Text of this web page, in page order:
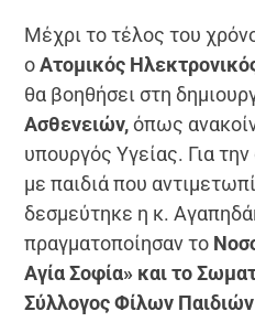
Μέχρι το τέλος του
οΑτομικός
θα βοηθήσει στη
Ασθενειών,όπως
υπουργός Υγείας. Για
με παιδιά που
δεσμεύτηκε η κ.
πραγματοποίησαν το
Αγία Σοφία» και το
Σύλλογος Φίλων